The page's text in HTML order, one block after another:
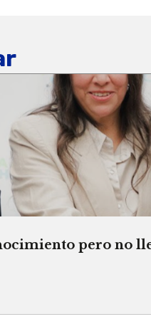
pero no